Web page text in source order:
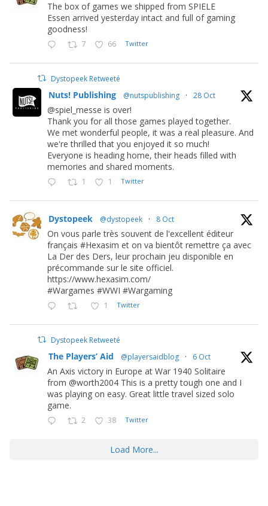
The box of games we shipped from SPIELE
Essen arrived yesterday intact and full of gaming
goodness!
7 66 Twitter
Dystopeek Retweeté
Nuts! Publishing @nutspublishing · 28 Oct
@spiel_messe is over!
Thank you for all those games played together.
We met wonderful people, it was a real pleasure. And
we're thrilled that you enjoyed it so much!
Everyone is heading home, their heads filled with
memories and shared moments.
1 1 Twitter
Dystopeek @dystopeek · 8 Oct
On vous parle très souvent de l'excellent éditeur
français #Hexasim et on va bientôt remettre ça avec
La Der des Ders, leur prochain jeu disponible en
précommande sur le site officiel.
https://www.hexasim.com/
#Wargames #WWI #Wargaming
1 Twitter
Dystopeek Retweeté
The Players’ Aid @playersaidblog · 6 Oct
An Axis victory in Europe at War 1940 Solitaire
from @worth2004 This is a pretty tough one and I
was playing on easy. Great little travel sized solo
game.
2 38 Twitter
Load More...